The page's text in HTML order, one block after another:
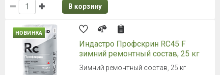
В корзину
НОВИНКА
Индастро Профскрин RC45 F
зимний ремонтный состав, 25 кг
Зимний ремонтный состав, 25 кг